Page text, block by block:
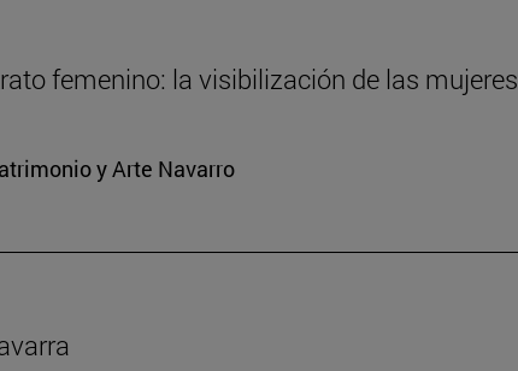
femenino: la visibilización de las mujeres
y Arte Navarro